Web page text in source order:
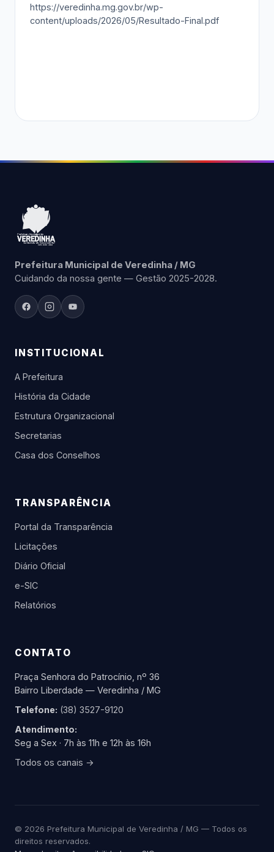
https://veredinha.mg.gov.br/wp-
content/uploads/2026/05/Resultado-Final.pdf
Prefeitura Municipal de Veredinha / MG
Cuidando da nossa gente — Gestão 2025-2028.
INSTITUCIONAL
A Prefeitura
História da Cidade
Estrutura Organizacional
Secretarias
Casa dos Conselhos
TRANSPARÊNCIA
Portal da Transparência
Licitações
Diário Oficial
e-SIC
Relatórios
CONTATO
Praça Senhora do Patrocínio, nº 36
Bairro Liberdade — Veredinha / MG
Telefone: (38) 3527-9120
Atendimento:
Seg a Sex · 7h às 11h e 12h às 16h
Todos os canais →
© 2026 Prefeitura Municipal de Veredinha / MG — Todos os
direitos reservados.